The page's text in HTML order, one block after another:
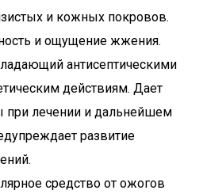
и кожных покровов.
и ощущение жжения.
антисептическими
действиям. Дает
при лечении и дальнейшем
развитие
средство от ожогов